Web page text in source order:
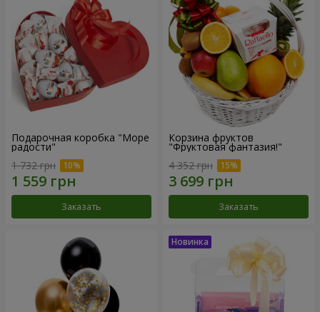
Подарочная коробка "Море
радости"
1 732 грн
Заказать
Корзина фруктов
"Фруктовая фантазия!"
4 352 грн
Заказать